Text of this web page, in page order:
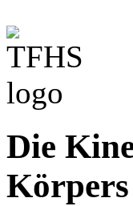
Die
Körpers